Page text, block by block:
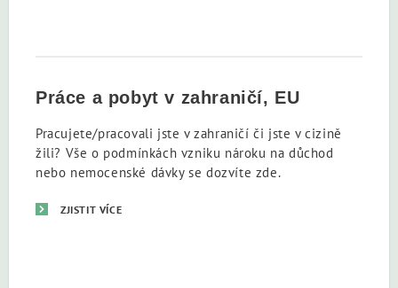
Práce a pobyt v zahraničí, EU
Pracujete/pracovali jste v zahraničí či jste v cizině
žili? Vše o podmínkách vzniku nároku na důchod
nebo nemocenské dávky se dozvíte zde.
ZJISTIT VÍCE